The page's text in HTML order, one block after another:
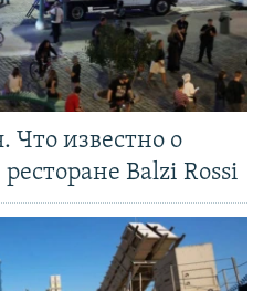
Что известно о
Balzi Rossi